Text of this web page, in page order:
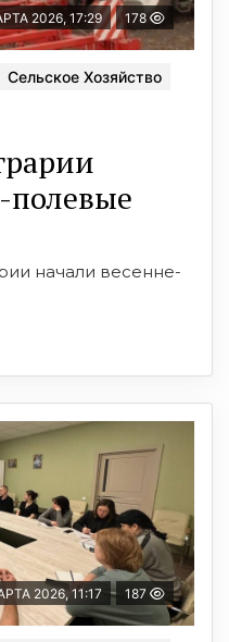
2026, 17:29 178
Сельское Хозяйство
полевые
начали весенне-
2026, 11:17 187